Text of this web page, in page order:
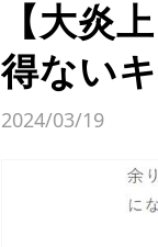
【大炎
得ない
2024/03/19